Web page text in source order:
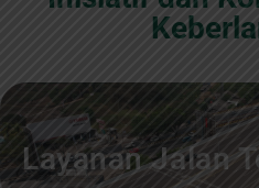
Layanan Jalan